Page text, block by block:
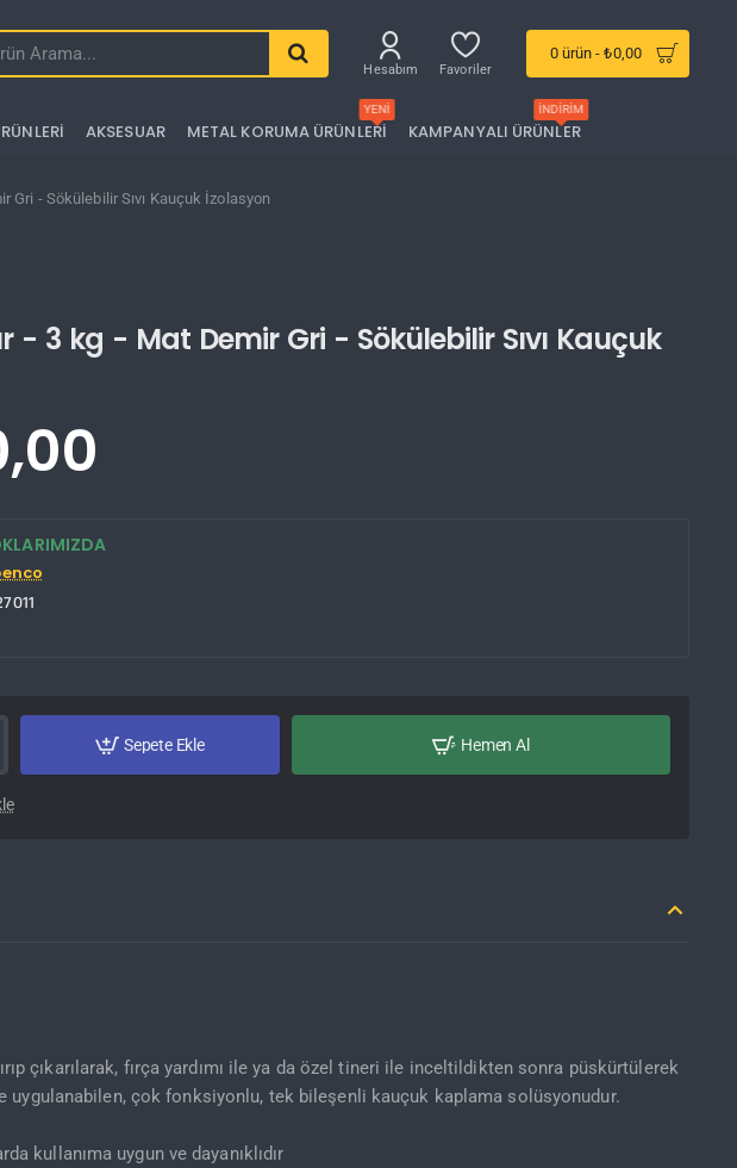
Hesabım Favoriler
0 ürün - ₺0,00
AKSESUAR METAL KORUMA ÜRÜNLERI
YENI
KAMPANYALI ÜRÜNLER
İNDIRIM
Gri - Sökülebilir Sıvı Kauçuk İzolasyon
- 3 kg - Mat Demir Gri - Sökülebilir Sıvı Kauçuk
Sepete Ekle Hemen Al
çıkarılarak, fırça yardımı ile ya da özel tineri ile inceltildikten sonra püskürtülerek
uygulanabilen, çok fonksiyonlu, tek bileşenli kauçuk kaplama solüsyonudur.
kullanıma uygun ve dayanıklıdır